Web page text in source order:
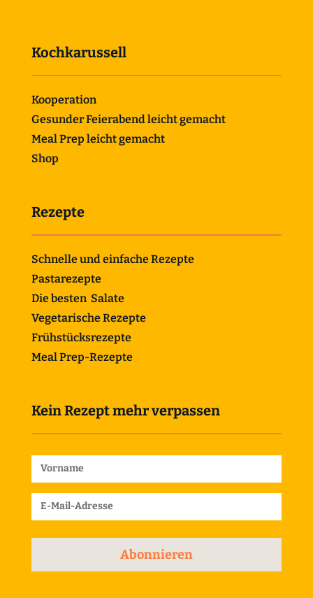
Kochkarussell
Kooperation
Gesunder Feierabend leicht gemacht
Meal Prep leicht gemacht
Shop
Rezepte
Schnelle und einfache Rezepte
Pastarezepte
Die besten Salate
Vegetarische Rezepte
Frühstücksrezepte
Meal Prep-Rezepte
Kein Rezept mehr verpassen
Abonnieren